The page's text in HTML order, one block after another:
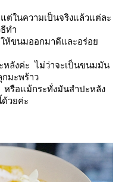
ในความเป็นจริงแล้วแต่ละ
ทำ
ให้ขนมออกมาดีและอร่อ
หลังค่ะ ไม่ว่าจะเป็นขนมมัน
กมะพร้าว
หรือแม้กระทั่งมันสำปะหลัง
วยค่ะ